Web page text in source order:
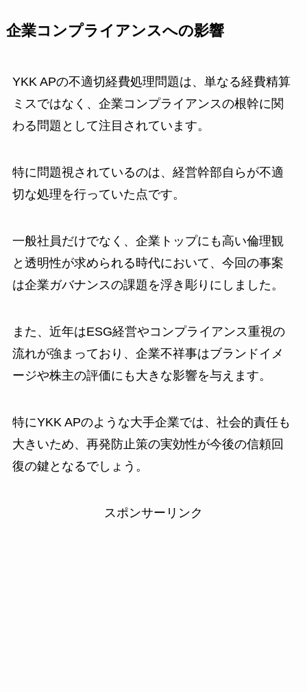
企業コンプライアンスへの影響
YKK APの不適切経費処理問題は、単なる経費精算
ミスではなく、企業コンプライアンスの根幹に関
わる問題として注目されています。
特に問題視されているのは、経営幹部自らが不適
切な処理を行っていた点です。
一般社員だけでなく、企業トップにも高い倫理観
と透明性が求められる時代において、今回の事案
は企業ガバナンスの課題を浮き彫りにしました。
また、近年はESG経営やコンプライアンス重視の
流れが強まっており、企業不祥事はブランドイメ
ージや株主の評価にも大きな影響を与えます。
特にYKK APのような大手企業では、社会的責任も
大きいため、再発防止策の実効性が今後の信頼回
復の鍵となるでしょう。
スポンサーリンク